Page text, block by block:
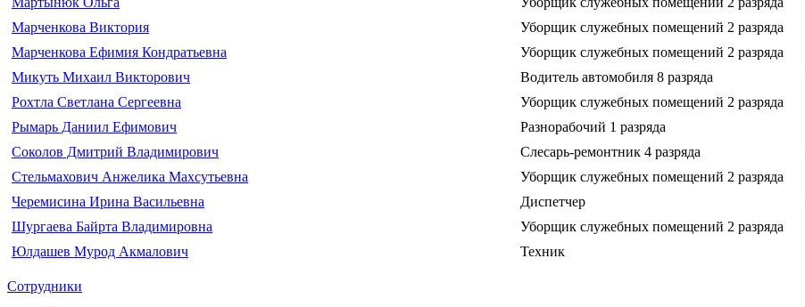
Марченкова Виктория
Уборщик служебных помещений 2 разряда
Марченкова Ефимия Кондратьевна
Уборщик служебных помещений 2 разряда
Микуть Михаил Викторович
Водитель автомобиля 8 разряда
Рохтла Светлана Сергеевна
Уборщик служебных помещений 2 разряда
Рымарь Даниил Ефимович
Разнорабочий 1 разряда
Соколов Дмитрий Владимирович
Слесарь-ремонтник 4 разряда
Стельмахович Анжелика Махсутьевна
Уборщик служебных помещений 2 разряда
Черемисина Ирина Васильевна
Диспетчер
Шургаева Байрта Владимировна
Уборщик служебных помещений 2 разряда
Юлдашев Мурод Акмалович
Техник
Сотрудники